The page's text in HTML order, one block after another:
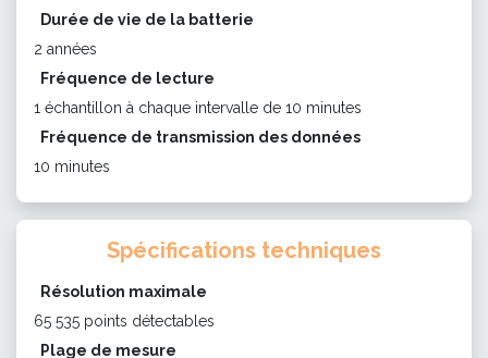
Durée de vie de la batterie
2 années
Fréquence de lecture
1 échantillon à chaque intervalle de 10 minutes
Fréquence de transmission des données
10 minutes
Spécifications techniques
Résolution maximale
65 535 points détectables
Plage de mesure